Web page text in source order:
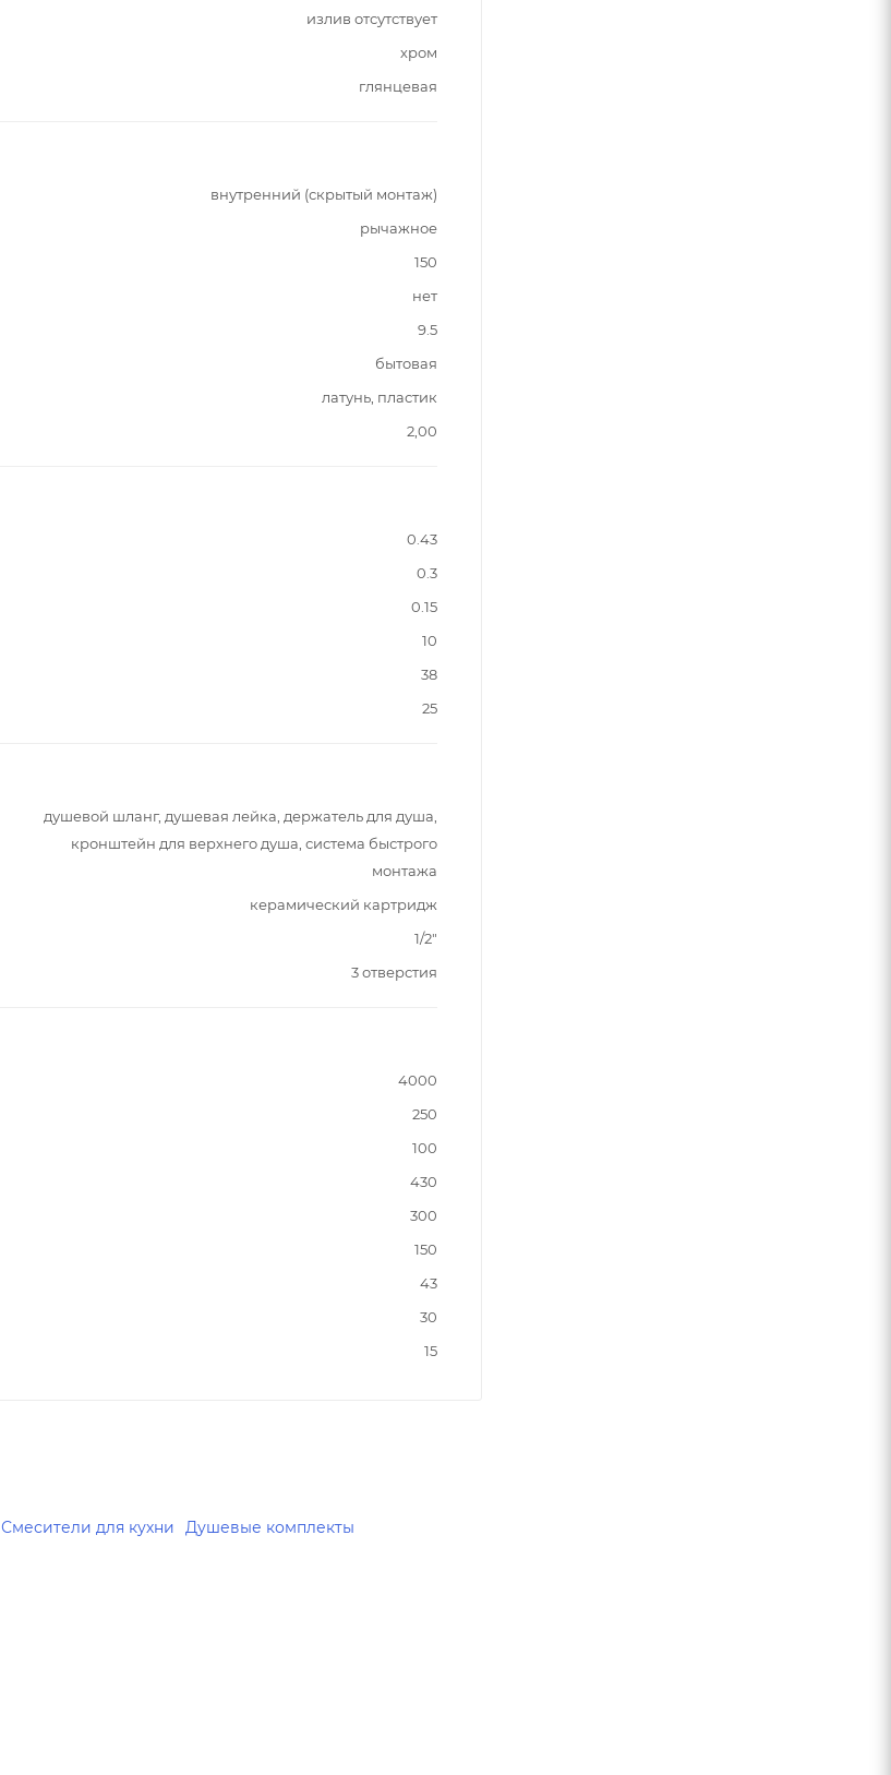
излив отсутствует
хром
глянцевая
внутренний (скрытый монтаж)
рычажное
150
нет
9.5
бытовая
латунь, пластик
2,00
0.43
0.3
0.15
10
38
25
душевой шланг, душевая лейка, держатель для душа,
кронштейн для верхнего душа, система быстрого
монтажа
керамический картридж
1/2"
3 отверстия
4000
250
100
430
300
150
43
30
15
Смесители для кухни Душевые комплекты